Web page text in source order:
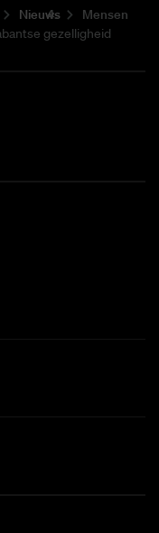
Nieuws
Mensen
gezelligheid